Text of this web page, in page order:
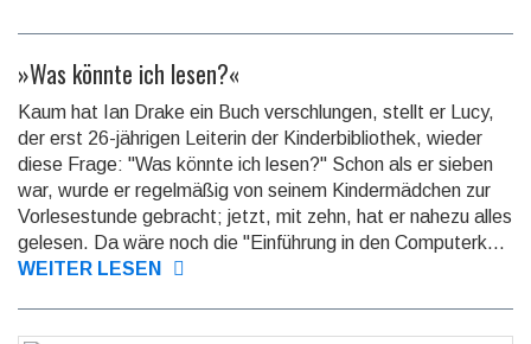
»Was könnte ich lesen?«
Kaum hat Ian Drake ein Buch verschlungen, stellt er Lucy,
der erst 26-jährigen Leiterin der Kinderbibliothek, wieder
diese Frage: "Was könnte ich lesen?" Schon als er sieben
war, wurde er regelmäßig von seinem Kindermädchen zur
Vorlesestunde gebracht; jetzt, mit zehn, hat er nahezu alles
gelesen. Da wäre noch die "Einführung in den Computerk...
WEITER LESEN